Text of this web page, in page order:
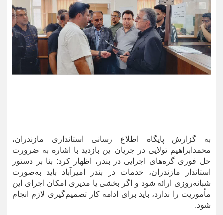
به گزارش پایگاه اطلاع رسانی استانداری مازندران،
محمدابراهیم تولایی در جریان این بازدید با اشاره به ضرورت
حل فوری گره‌های اجرایی در بندر، اظهار کرد: بنا بر دستور
استاندار مازندران، خدمات در بندر امیرآباد باید به‌صورت
شبانه‌روزی ارائه شود و اگر بخشی یا مدیری امکان اجرای این
مأموریت را ندارد، باید برای ادامه کار تصمیم‌گیری لازم انجام
شود.